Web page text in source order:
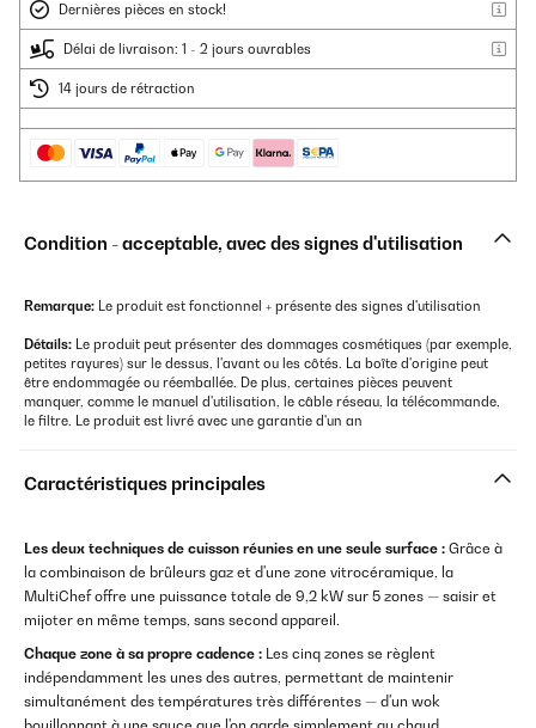
Dernières pièces en stock!
Délai de livraison: 1 - 2 jours ouvrables
14 jours de rétraction
Condition - acceptable, avec des signes d'utilisation
Remarque: Le produit est fonctionnel + présente des signes d'utilisation
Détails: Le produit peut présenter des dommages cosmétiques (par exemple,
petites rayures) sur le dessus, l'avant ou les côtés. La boîte d'origine peut
être endommagée ou réemballée. De plus, certaines pièces peuvent
manquer, comme le manuel d'utilisation, le câble réseau, la télécommande,
le filtre. Le produit est livré avec une garantie d'un an
Caractéristiques principales
Les deux techniques de cuisson réunies en une seule surface : Grâce à
la combinaison de brûleurs gaz et d'une zone vitrocéramique, la
MultiChef offre une puissance totale de 9,2 kW sur 5 zones — saisir et
mijoter en même temps, sans second appareil.
Chaque zone à sa propre cadence : Les cinq zones se règlent
indépendamment les unes des autres, permettant de maintenir
simultanément des températures très différentes — d'un wok